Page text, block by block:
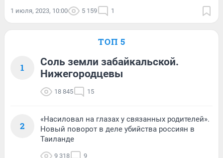
1 июля, 2023, 10:00 5 159 1
ТОП 5
1
Соль земли забайкальской.
Нижегородцевы
18 845 15
2
«Насиловал на глазах у связанных родителей».
Новый поворот в деле убийства россиян в
Таиланде
9 318 9